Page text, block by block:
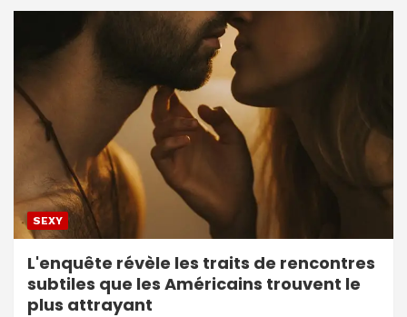
SEXY
L'enquête révèle les traits de rencontres
subtiles que les Américains trouvent le
plus attrayant